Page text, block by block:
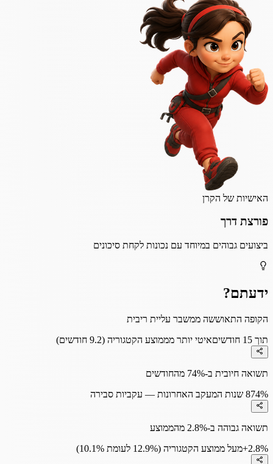
האישיות של הקרן
פורצת דרך
ביצועים גבוהים במיוחד עם נכונות לקחת סיכונים
ידעתם?
הקופה התאוששה ממשבר עליית ריבית
תוך 15 חודשים
איטי יותר מממוצע הקטגוריה (9.2 חודשים)
תשואה חיובית ב-74% מהחודשים
74%8 שנות המעקב האחרונות — עקביות סבירה
תשואה גבוהה ב-2.8% מהממוצע
+2.8%מעל ממוצע הקטגוריה (12.9% לעומת 10.1%)